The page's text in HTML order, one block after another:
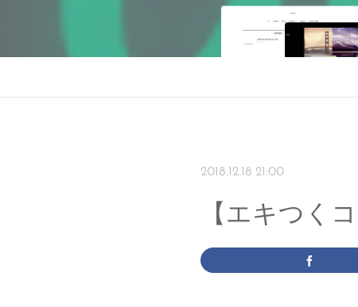
2018.12.18 21:00
【エキつく